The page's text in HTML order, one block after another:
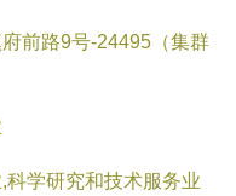
前路9号-24495（集群
学研究和技术服务业